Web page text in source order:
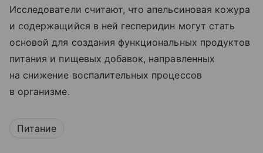
Исследователи считают, что апельсиновая кожура
и содержащийся в ней гесперидин могут стать
основой для создания функциональных продуктов
питания и пищевых добавок, направленных
на снижение воспалительных процессов
в организме.
Питание